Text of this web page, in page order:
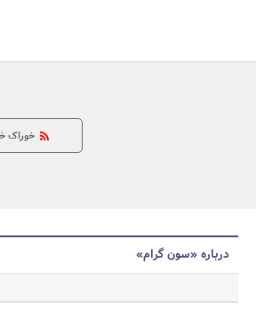
جستجو
خوراک
درباره «سون گرام»